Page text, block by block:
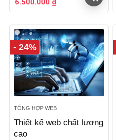
gốc
7.900.000 ₫.
6.500.000 ₫
hiện
là:
6.500.000 ₫.
- 24%
TỔNG HỢP WEB
Thiết kế web chất lượng
cao